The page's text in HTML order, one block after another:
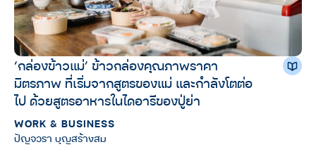
‘กล่องข้าวแม่’ ข้าวกล่องคุณภาพราคา
มิตรภาพ ที่เริ่มจากสูตรของแม่ และกำลังโตต่อ
ไป ด้วยสูตรอาหารในไดอารีของปู่ย่า
WORK & BUSINESS
ปัญจวรา บุญสร้างสม